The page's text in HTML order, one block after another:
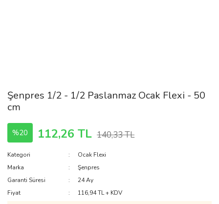
Şenpres 1/2 - 1/2 Paslanmaz Ocak Flexi - 50
cm
%20 112,26 TL 140,33 TL
Kategori
Ocak Flexi
Marka
Şenpres
Garanti Süresi
24 Ay
Fiyat
116,94 TL + KDV